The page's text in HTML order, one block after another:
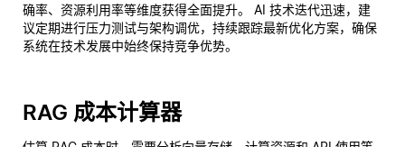
确率、资源利用率等维度获得全面提升。 AI 技术迭代迅速，建
议定期进行压力测试与架构调优，持续跟踪最新优化方案，确保
系统在技术发展中始终保持竞争优势。
RAG 成本计算器